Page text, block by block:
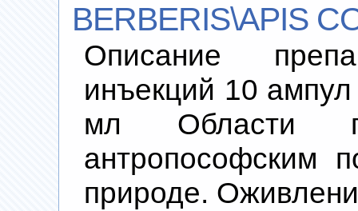
BERBERIS\APIS
Описание
инъекций 10
мл Области
антропософским
природе.